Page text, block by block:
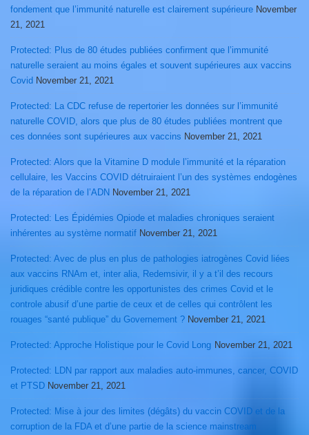
fondement que l’immunité naturelle est clairement supérieure November
21, 2021
Protected: Plus de 80 études publiées confirment que l’immunité
naturelle seraient au moins égales et souvent supérieures aux vaccins
Covid November 21, 2021
Protected: La CDC refuse de repertorier les données sur l’immunité
naturelle COVID, alors que plus de 80 études publiées montrent que
ces données sont supérieures aux vaccins November 21, 2021
Protected: Alors que la Vitamine D module l’immunité et la réparation
cellulaire, les Vaccins COVID détruiraient l’un des systèmes endogènes
de la réparation de l’ADN November 21, 2021
Protected: Les Épidémies Opiode et maladies chroniques seraient
inhérentes au système normatif November 21, 2021
Protected: Avec de plus en plus de pathologies iatrogènes Covid liées
aux vaccins RNAm et, inter alia, Redemsivir, il y a t’il des recours
juridiques crédible contre les opportunistes des crimes Covid et le
controle abusif d’une partie de ceux et de celles qui contrôlent les
rouages “santé publique” du Governement ? November 21, 2021
Protected: Approche Holistique pour le Covid Long November 21, 2021
Protected: LDN par rapport aux maladies auto-immunes, cancer, COVID
et PTSD November 21, 2021
Protected: Mise à jour des limites (dégâts) du vaccin COVID et de la
corruption de la FDA et d’une partie de la science mainstream